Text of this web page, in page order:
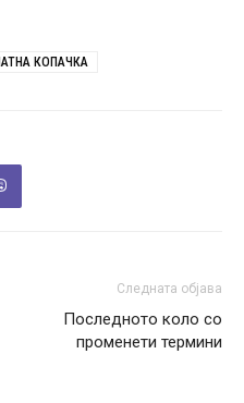
КОПАЧКА
Следната објава
Последното коло со
променети термини